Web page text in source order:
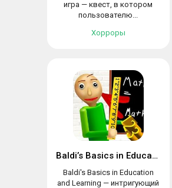
игра — квест, в котором
пользователю...
Хорроры
Baldi’s Basics in Education and Learning
Baldi's Basics in Education
and Learning — интригующий